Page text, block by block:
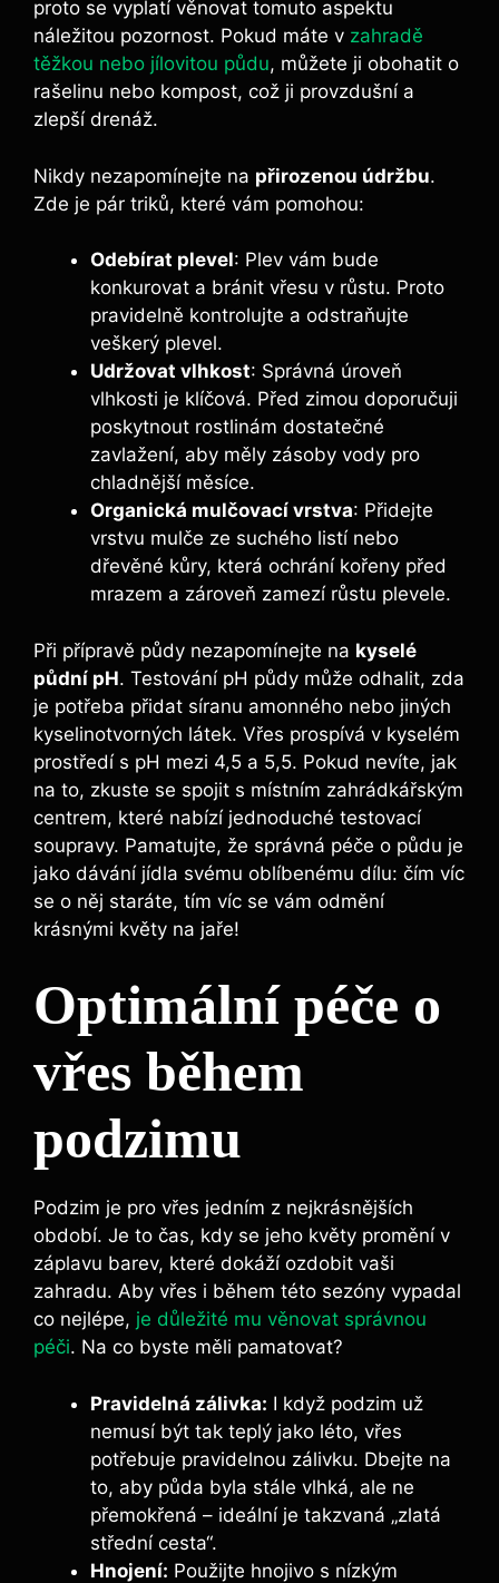
proto se vyplatí věnovat tomuto aspektu
náležitou pozornost. Pokud máte v zahradě
těžkou nebo jílovitou půdu, můžete ji obohatit o
rašelinu nebo kompost, což ji provzdušní a
zlepší drenáž.
Nikdy nezapomínejte na přirozenou údržbu.
Zde je pár triků, které vám pomohou:
Odebírat plevel: Plev vám bude
konkurovat a bránit vřesu v růstu. Proto
pravidelně kontrolujte a odstraňujte
veškerý plevel.
Udržovat vlhkost: Správná úroveň
vlhkosti je klíčová. Před zimou doporučuji
poskytnout rostlinám dostatečné
zavlažení, aby měly zásoby vody pro
chladnější měsíce.
Organická mulčovací vrstva: Přidejte
vrstvu mulče ze suchého listí nebo
dřevěné kůry, která ochrání kořeny před
mrazem a zároveň zamezí růstu plevele.
Při přípravě půdy nezapomínejte na kyselé
půdní pH. Testování pH půdy může odhalit, zda
je potřeba přidat síranu amonného nebo jiných
kyselinotvorných látek. Vřes prospívá v kyselém
prostředí s pH mezi 4,5 a 5,5. Pokud nevíte, jak
na to, zkuste se spojit s místním zahrádkářským
centrem, které nabízí jednoduché testovací
soupravy. Pamatujte, že správná péče o půdu je
jako dávání jídla svému oblíbenému dílu: čím víc
se o něj staráte, tím víc se vám odmění
krásnými květy na jaře!
Optimální péče o
vřes během
podzimu
Podzim je pro vřes jedním z nejkrásnějších
období. Je to čas, kdy se jeho květy promění v
záplavu barev, které dokáží ozdobit vaši
zahradu. Aby vřes i během této sezóny vypadal
co nejlépe, je důležité mu věnovat správnou
péči. Na co byste měli pamatovat?
Pravidelná zálivka: I když podzim už
nemusí být tak teplý jako léto, vřes
potřebuje pravidelnou zálivku. Dbejte na
to, aby půda byla stále vlhká, ale ne
přemokřená – ideální je takzvaná „zlatá
střední cesta“.
Hnojení: Použijte hnojivo s nízkým